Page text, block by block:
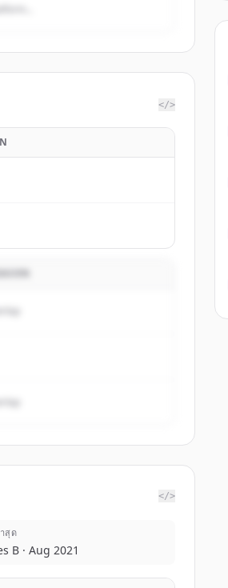
</>
</>
สุด
B · Aug 2021